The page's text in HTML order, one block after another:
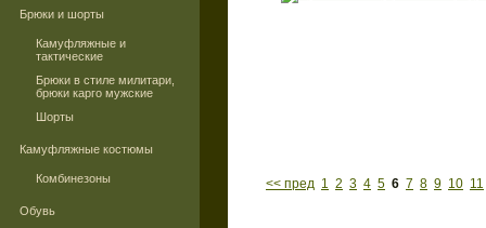
Брюки и шорты
Камуфляжные и
тактические
Брюки в стиле милитари,
брюки карго мужские
Шорты
Камуфляжные костюмы
Комбинезоны
Обувь
<< пред 1 2 3 4 5 6 7 8 9 10 11